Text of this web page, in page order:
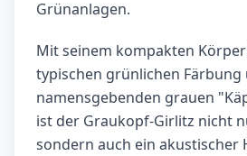
Grünanlagen.
Mit seinem kompakten
typischen grünlichen Färbung
namensgebenden grauen
ist der Graukopf-Girlitz nicht
sondern auch ein akustischer